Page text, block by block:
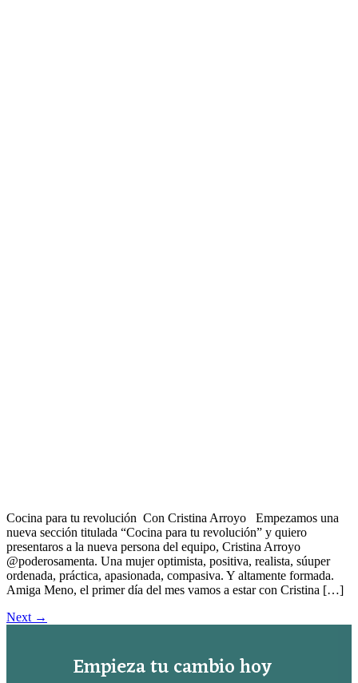
Cocina para tu revolución Con Cristina Arroyo Empezamos una
nueva sección titulada “Cocina para tu revolución” y quiero
presentaros a la nueva persona del equipo, Cristina Arroyo
@poderosamenta. Una mujer optimista, positiva, realista, súuper
ordenada, práctica, apasionada, compasiva. Y altamente formada.
Amiga Meno, el primer día del mes vamos a estar con Cristina […]
Next →
Empieza tu cambio hoy